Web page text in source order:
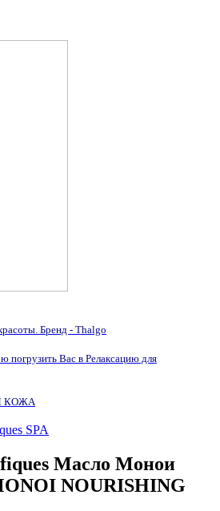
Бренд - Thalgo
Вас в Релаксацию для
КОЖА
SPA
Масло Монои
NOURISHING